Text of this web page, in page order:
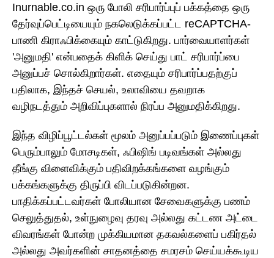
Inurnable.co.in ஒரு போலி சரிபார்ப்புப் பக்கத்தை ஒரு
தேர்வுப்பெட்டியையும் நகலெடுக்கப்பட்ட reCAPTCHA-
பாணி கிராஃபிக்கையும் காட்டுகிறது. பார்வையாளர்கள்
'அனுமதி' என்பதைக் கிளிக் செய்து பாட் சரிபார்ப்பை
அனுப்பச் சொல்கிறார்கள். எதையும் சரிபார்ப்பதற்குப்
பதிலாக, இந்தச் செயல், உலாவியை தவறாக
வழிநடத்தும் அறிவிப்புகளால் நிரப்ப அனுமதிக்கிறது.
இந்த விழிப்பூட்டல்கள் மூலம் அனுப்பப்படும் இணைப்புகள்
பெரும்பாலும் மோசடிகள், ஃபிஷிங் படிவங்கள் அல்லது
தீங்கு விளைவிக்கும் பதிவிறக்கங்களை வழங்கும்
பக்கங்களுக்கு திருப்பி விடப்படுகின்றன.
பாதிக்கப்பட்டவர்கள் போலியான சேவைகளுக்கு பணம்
செலுத்துதல், உள்நுழைவு தரவு அல்லது கட்டண அட்டை
விவரங்கள் போன்ற முக்கியமான தகவல்களைப் பகிர்தல்
அல்லது அவர்களின் சாதனத்தை சமரசம் செய்யக்கூடிய